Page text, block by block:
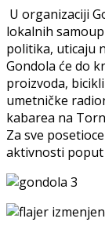
U organizaciji
lokalnih
politika, uticaju
Gondola će do
proizvoda,
umetničke
kabarea na
Za sve
aktivnosti